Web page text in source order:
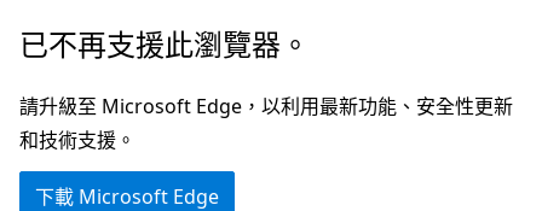
跳
主
要
內
跳
頁
面
內
已不再支援此瀏覽器。
請升級至 Microsoft Edge，以利用最新功能、安全性更新
和技術支援。
下載 Microsoft Edge